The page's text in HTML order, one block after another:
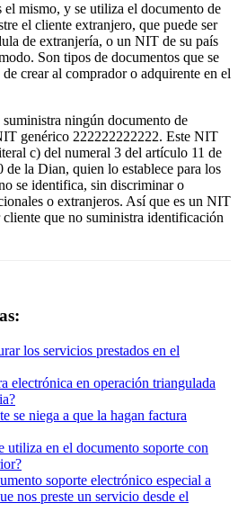
el mismo, y se utiliza el documento de
el cliente extranjero, que puede ser
de extranjería, o un NIT de su país
Son tipos de documentos que se
crear al comprador o adquirente en el
ningún documento de
genérico 222222222222. Este NIT
c) del numeral 3 del artículo 11 de
la Dian, quien lo establece para los
se identifica, sin discriminar o
o extranjeros. Así que es un NIT
que no suministra identificación
los servicios prestados en el
electrónica en operación triangulada
se niega a que la hagan factura
utiliza en el documento soporte con
soporte electrónico especial a
nos preste un servicio desde el